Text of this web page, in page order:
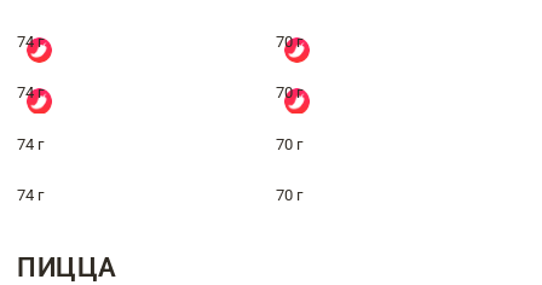
74 г 70 г
74 г 70 г
74 г 70 г
74 г 70 г
ПИЦЦА